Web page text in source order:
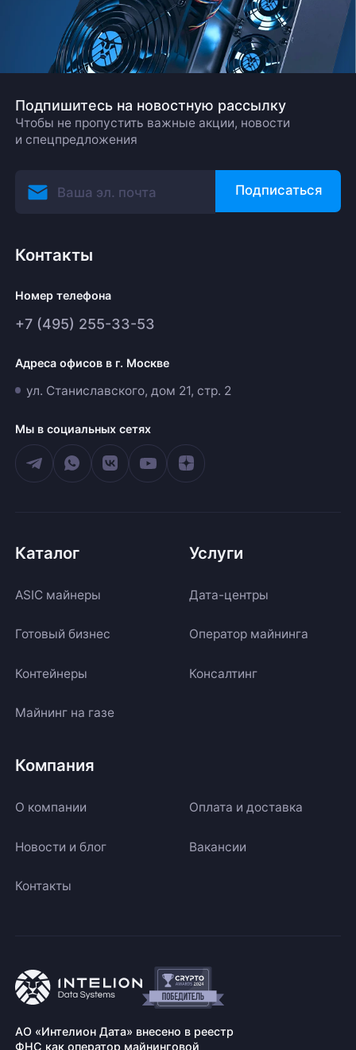
Подпишитесь на новостную рассылку
Чтобы не пропустить важные акции, новости
и спецпредложения
Подписаться
Контакты
Номер телефона
+7 (495) 255-33-53
Адреса офисов в г. Москве
ул. Станиславского, дом 21, стр. 2
Мы в социальных сетях
Каталог
ASIC майнеры
Готовый бизнес
Контейнеры
Майнинг на газе
Услуги
Дата-центры
Оператор майнинга
Консалтинг
Компания
О компании Оплата и доставка
Новости и блог Вакансии
Контакты
АО «Интелион Дата» внесено в реестр
ФНС как оператор майнинговой